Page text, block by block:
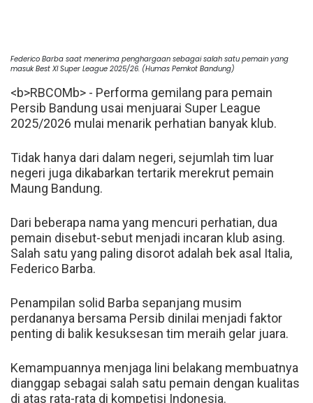
Federico Barba saat menerima penghargaan sebagai salah satu pemain yang
masuk Best XI Super League 2025/26. (Humas Pemkot Bandung)
<b>RBCOMb> - Performa gemilang para pemain
Persib Bandung usai menjuarai Super League
2025/2026 mulai menarik perhatian banyak klub.
Tidak hanya dari dalam negeri, sejumlah tim luar
negeri juga dikabarkan tertarik merekrut pemain
Maung Bandung.
Dari beberapa nama yang mencuri perhatian, dua
pemain disebut-sebut menjadi incaran klub asing.
Salah satu yang paling disorot adalah bek asal Italia,
Federico Barba.
Penampilan solid Barba sepanjang musim
perdananya bersama Persib dinilai menjadi faktor
penting di balik kesuksesan tim meraih gelar juara.
Kemampuannya menjaga lini belakang membuatnya
dianggap sebagai salah satu pemain dengan kualitas
di atas rata-rata di kompetisi Indonesia.